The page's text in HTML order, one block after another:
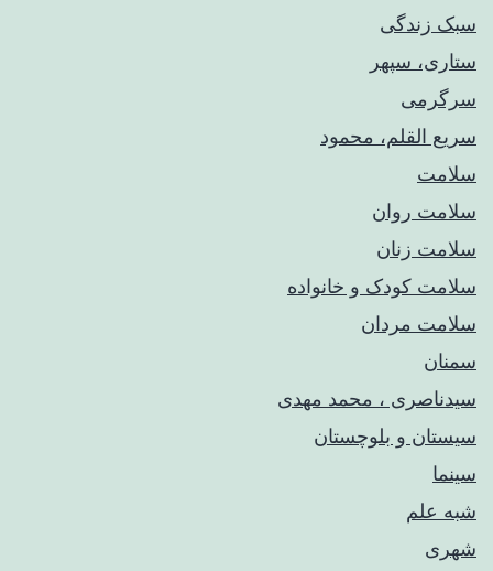
سبک زندگی
ستاری، سپهر
سرگرمی
سریع القلم، محمود
سلامت
سلامت روان
سلامت زنان
سلامت کودک‌ و خانواده
سلامت مردان
سمنان
سیدناصری ، محمد مهدی
سیستان و بلوچستان
سینما
شبه علم
شهری